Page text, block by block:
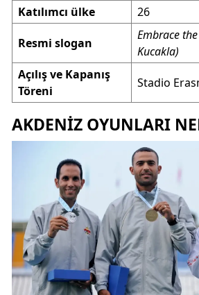
Katılımcı ülke
26
Resmi slogan
Embrace
Kucakla)
Açılış ve Kapanış
Töreni
Stadio
AKDENIZ OYUNLARI